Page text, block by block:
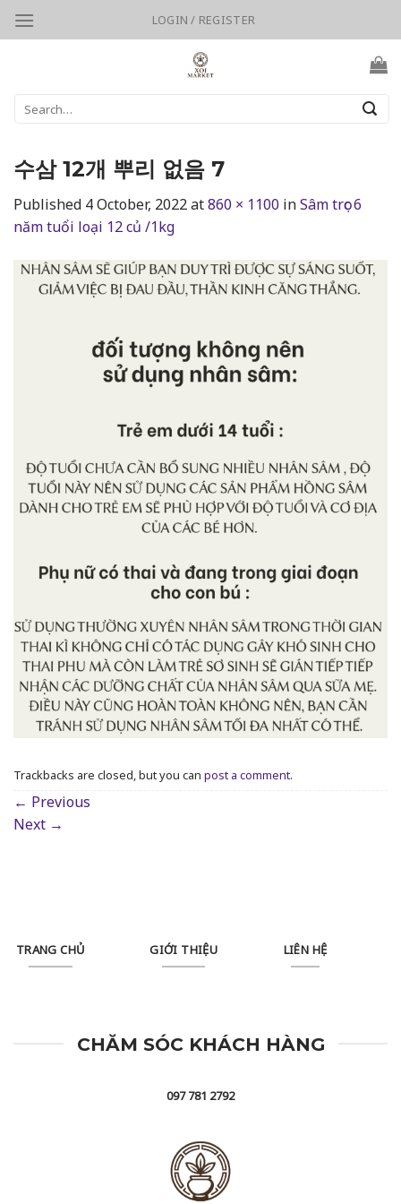
Skip
LOGIN / REGISTER
for:
수삼 12개 뿌리 없음 7
Published 4 October, 2022at860 × 1100 inSâm trọc 6
năm tuổi loại 12 củ /1kg
Trackbacks are closed, but you can post a comment.
← Previous
Next →
TRANG CHỦ GIỚI THIỆU LIÊN HỆ
CHĂM SÓC KHÁCH HÀNG
097 781 2792